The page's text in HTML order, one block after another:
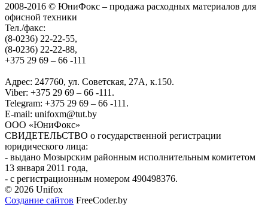
2008-2016 © ЮниФокс – продажа расходных материалов для
офисной техники
Тел./факс:
(8-0236) 22-22-55,
(8-0236) 22-22-88,
+375 29 69 – 66 -111
Адрес: 247760, ул. Советская, 27А, к.150.
Viber: +375 29 69 – 66 -111.
Telegram: +375 29 69 – 66 -111.
E-mail: unifoxm@tut.by
ООО «ЮниФокс»
СВИДЕТЕЛЬСТВО о государственной регистрации
юридического лица:
- выдано Мозырским районным исполнительным комитетом
13 января 2011 года,
- с регистрационным номером 490498376.
© 2026 Unifox
Создание сайтов FreeCoder.by